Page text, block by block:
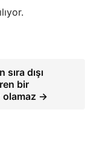
dışı
bir
olamaz →